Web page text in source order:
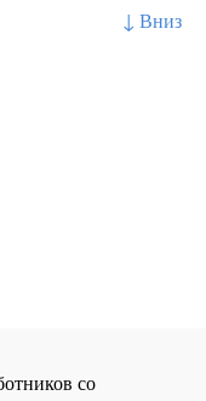
↓ Вниз
со